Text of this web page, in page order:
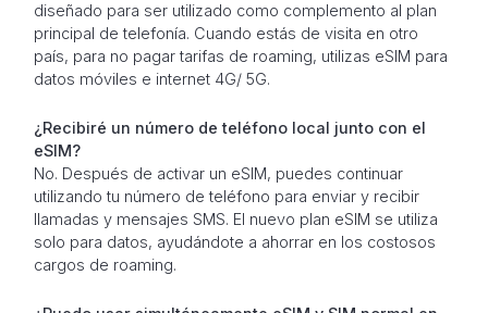
diseñado para ser utilizado como complemento al plan
principal de telefonía. Cuando estás de visita en otro
país, para no pagar tarifas de roaming, utilizas eSIM para
datos móviles e internet 4G/ 5G.
¿Recibiré un número de teléfono local junto con el
eSIM?
No. Después de activar un eSIM, puedes continuar
utilizando tu número de teléfono para enviar y recibir
llamadas y mensajes SMS. El nuevo plan eSIM se utiliza
solo para datos, ayudándote a ahorrar en los costosos
cargos de roaming.